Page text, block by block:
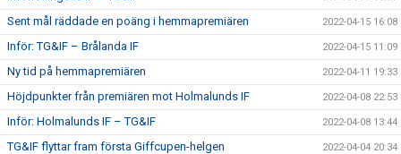
Sent mål räddade en poäng i hemmapremiären 2022-04-15 16:08
Inför: TG&IF – Brålanda IF 2022-04-15 11:09
Ny tid på hemmapremiären 2022-04-11 19:33
Höjdpunkter från premiären mot Holmalunds IF 2022-04-08 22:53
Inför: Holmalunds IF – TG&IF 2022-04-08 13:44
TG&IF flyttar fram första Giffcupen-helgen 2022-04-04 20:34